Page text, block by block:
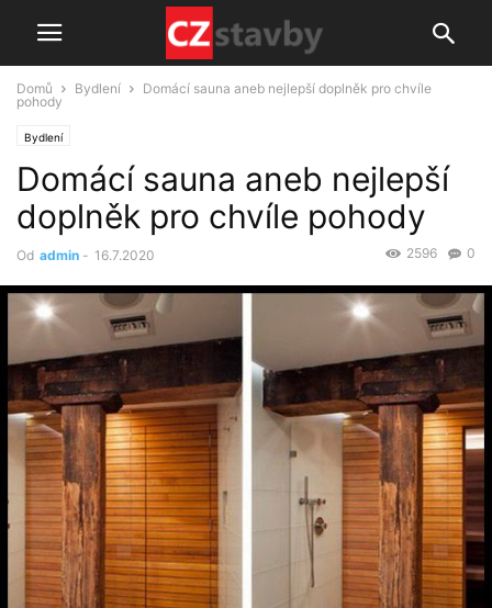
Domů Bydlení
Domácí sauna aneb nejlepší doplněk pro chvíle
pohody
Bydlení
Domácí sauna aneb nejlepší
doplněk pro chvíle pohody
Od admin - 16.7.2020 0
2596